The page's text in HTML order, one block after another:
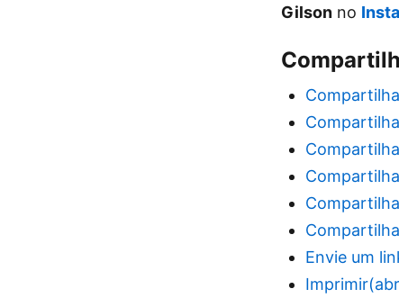
Gilson no
Envie um